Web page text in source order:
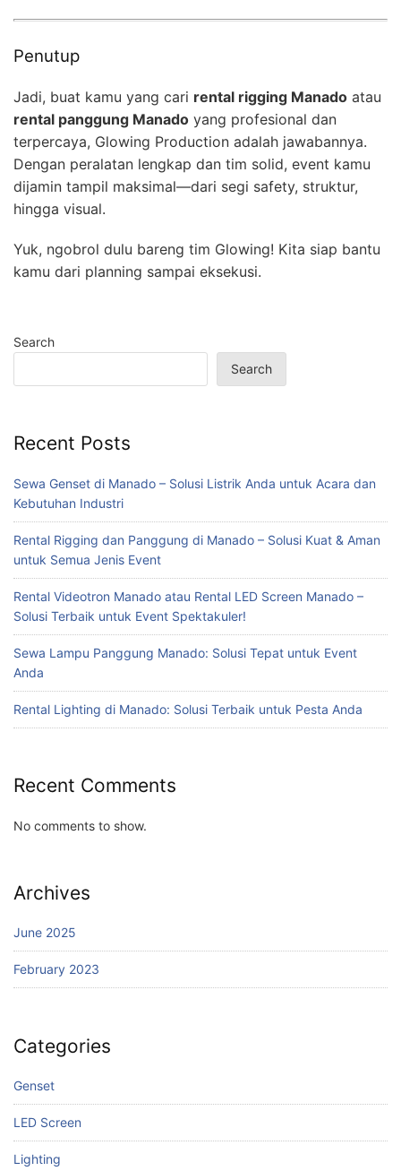
Penutup
Jadi, buat kamu yang cari rental rigging Manado atau
rental panggung Manado yang profesional dan
terpercaya, Glowing Production adalah jawabannya.
Dengan peralatan lengkap dan tim solid, event kamu
dijamin tampil maksimal—dari segi safety, struktur,
hingga visual.
Yuk, ngobrol dulu bareng tim Glowing! Kita siap bantu
kamu dari planning sampai eksekusi.
Search
Search
Recent Posts
Sewa Genset di Manado – Solusi Listrik Anda untuk Acara dan
Kebutuhan Industri
Rental Rigging dan Panggung di Manado – Solusi Kuat & Aman
untuk Semua Jenis Event
Rental Videotron Manado atau Rental LED Screen Manado –
Solusi Terbaik untuk Event Spektakuler!
Sewa Lampu Panggung Manado: Solusi Tepat untuk Event
Anda
Rental Lighting di Manado: Solusi Terbaik untuk Pesta Anda
Recent Comments
No comments to show.
Archives
June 2025
February 2023
Categories
Genset
LED Screen
Lighting